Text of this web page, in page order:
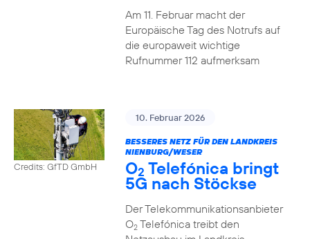
Am 11. Februar macht der
Europäische Tag des Notrufs auf
die europaweit wichtige
Rufnummer 112 aufmerksam
Credits: GfTD GmbH
10. Februar 2026
BESSERES NETZ FÜR DEN LANDKREIS
NIENBURG/WESER
O2 Telefónica bringt
5G nach Stöckse
Der Telekommunikationsanbieter
O2Telefónica treibt den